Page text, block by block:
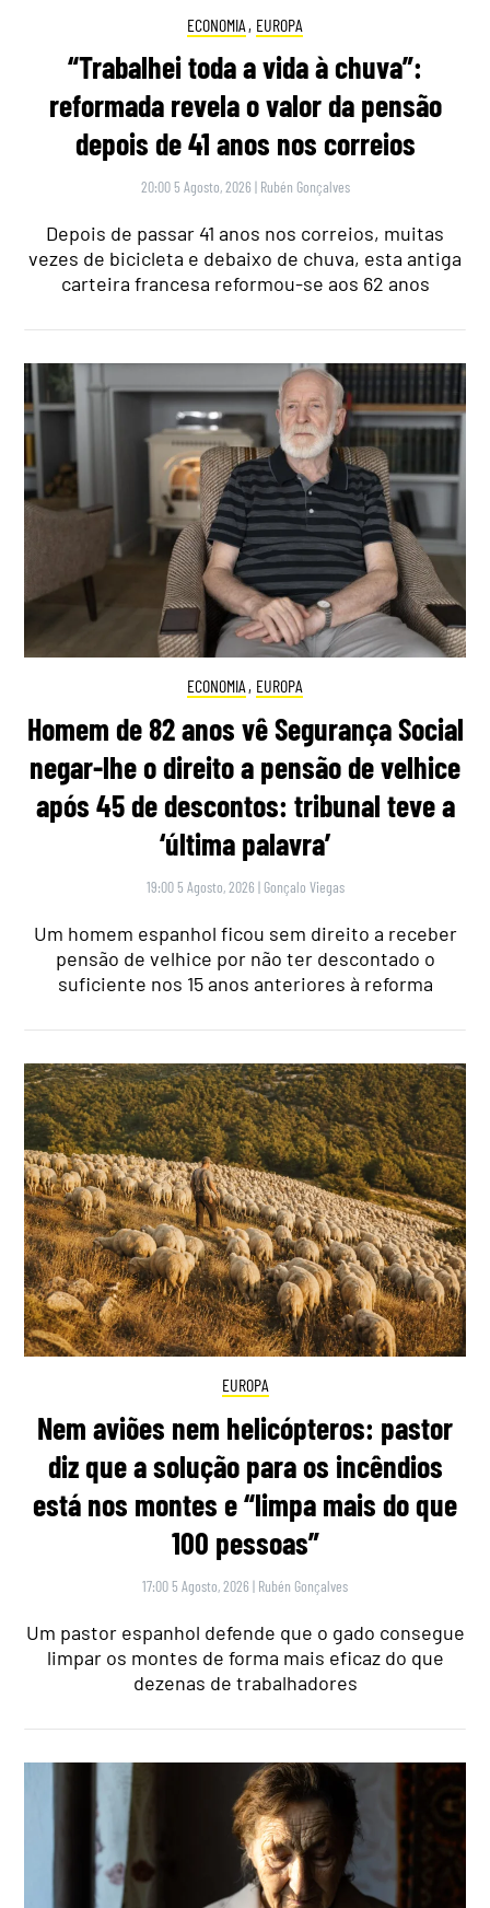
ECONOMIA , EUROPA
“Trabalhei toda a vida à chuva”:
reformada revela o valor da pensão
depois de 41 anos nos correios
20:00 5 Agosto, 2026 | Rubén Gonçalves
Depois de passar 41 anos nos correios, muitas
vezes de bicicleta e debaixo de chuva, esta antiga
carteira francesa reformou-se aos 62 anos
ECONOMIA , EUROPA
Homem de 82 anos vê Segurança Social
negar-lhe o direito a pensão de velhice
após 45 de descontos: tribunal teve a
‘última palavra’
19:00 5 Agosto, 2026 | Gonçalo Viegas
Um homem espanhol ficou sem direito a receber
pensão de velhice por não ter descontado o
suficiente nos 15 anos anteriores à reforma
EUROPA
Nem aviões nem helicópteros: pastor
diz que a solução para os incêndios
está nos montes e “limpa mais do que
100 pessoas”
17:00 5 Agosto, 2026 | Rubén Gonçalves
Um pastor espanhol defende que o gado consegue
limpar os montes de forma mais eficaz do que
dezenas de trabalhadores